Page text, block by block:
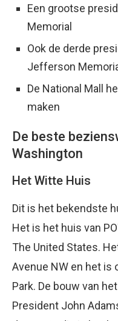
Een grootse
Memorial
Ook de derde
Jefferson
De National Mall
maken
De beste
Washington
Het Witte Huis
Dit is het bekendste
Het is het huis van
The United States.
Avenue NW en het is
Park. De bouw van
President John